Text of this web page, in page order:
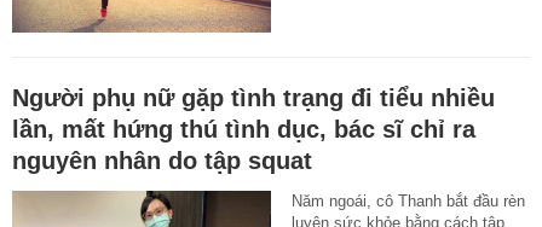
Người phụ nữ gặp tình trạng đi tiểu nhiều
lần, mất hứng thú tình dục, bác sĩ chỉ ra
nguyên nhân do tập squat
Năm ngoái, cô Thanh bắt đầu rèn
luyện sức khỏe bằng cách tập